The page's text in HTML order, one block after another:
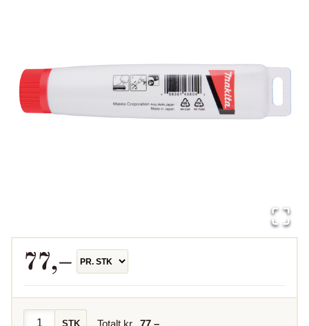
77,–
STK Totalt kr. 77,–